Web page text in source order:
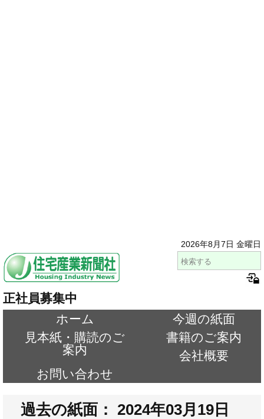
2026年8月7日 金曜日
正社員募集中
ホーム
今週の紙面
見本紙・購読のご
案内
書籍のご案内
会社概要
お問い合わせ
過去の紙面： 2024年03月19日